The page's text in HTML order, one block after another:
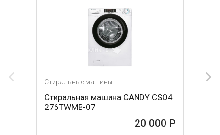
Стиральные машины
Стиральная машина CANDY CSO4
276TWMB-07
20 000 Р
Стиральные машины
Стиральная машина WILLMARK
WMS-90P
20 000 Р